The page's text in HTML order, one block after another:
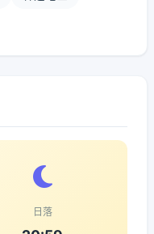
日落